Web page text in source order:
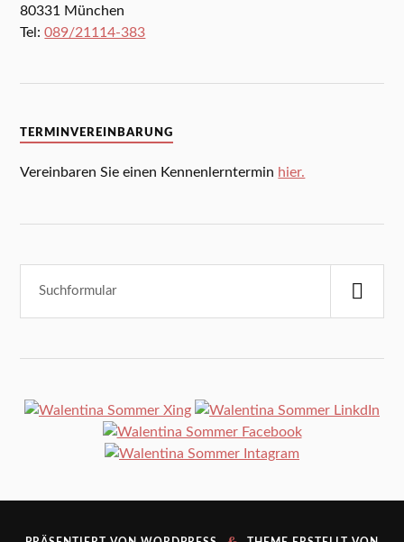
80331 München
Tel:089/21114-383
TERMINVEREINBARUNG
Vereinbaren Sie einen Kennenlerntermin hier.